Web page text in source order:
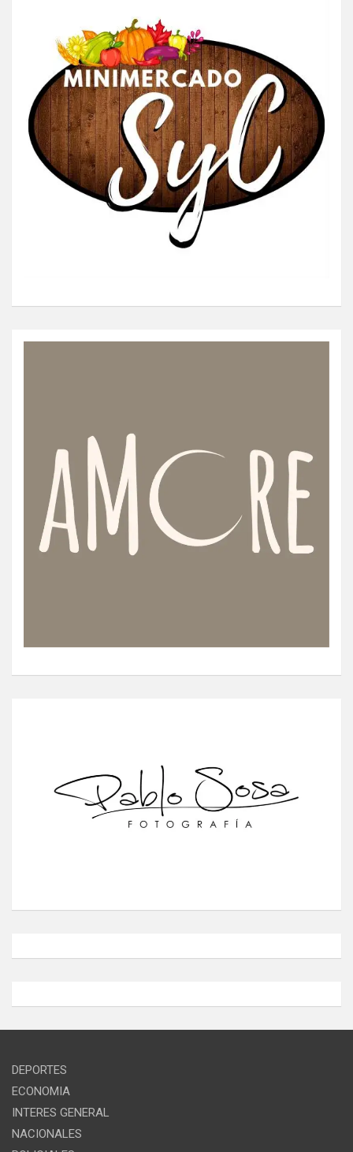
DEPORTES
ECONOMIA
INTERES GENERAL
NACIONALES